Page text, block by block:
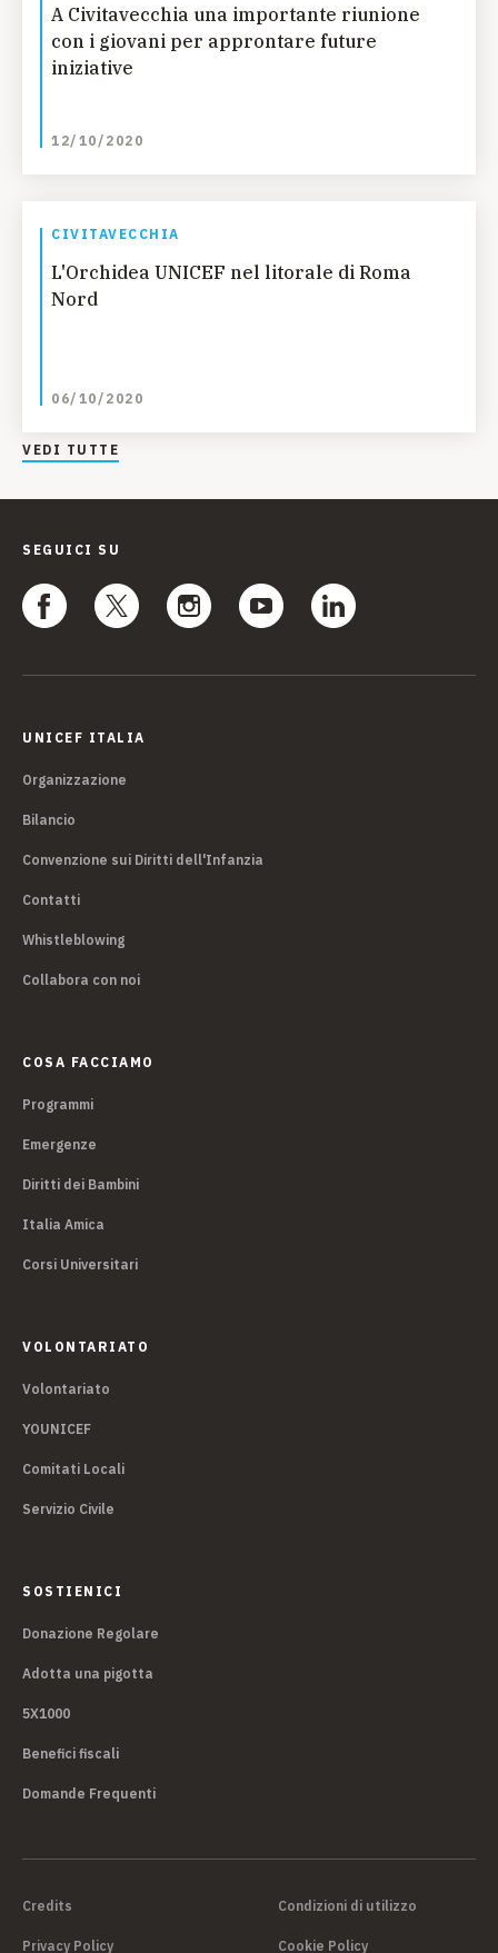
A Civitavecchia una importante riunione
con i giovani per approntare future
iniziative
12/10/2020
CIVITAVECCHIA
L'Orchidea UNICEF nel litorale di Roma
Nord
06/10/2020
VEDI TUTTE
SEGUICI SU
UNICEF ITALIA
Organizzazione
Bilancio
Convenzione sui Diritti dell'Infanzia
Contatti
Whistleblowing
Collabora con noi
COSA FACCIAMO
Programmi
Emergenze
Diritti dei Bambini
Italia Amica
Corsi Universitari
VOLONTARIATO
Volontariato
YOUNICEF
Comitati Locali
Servizio Civile
SOSTIENICI
Donazione Regolare
Adotta una pigotta
5X1000
Benefici fiscali
Domande Frequenti
Credits Condizioni di utilizzo
Privacy Policy Cookie Policy